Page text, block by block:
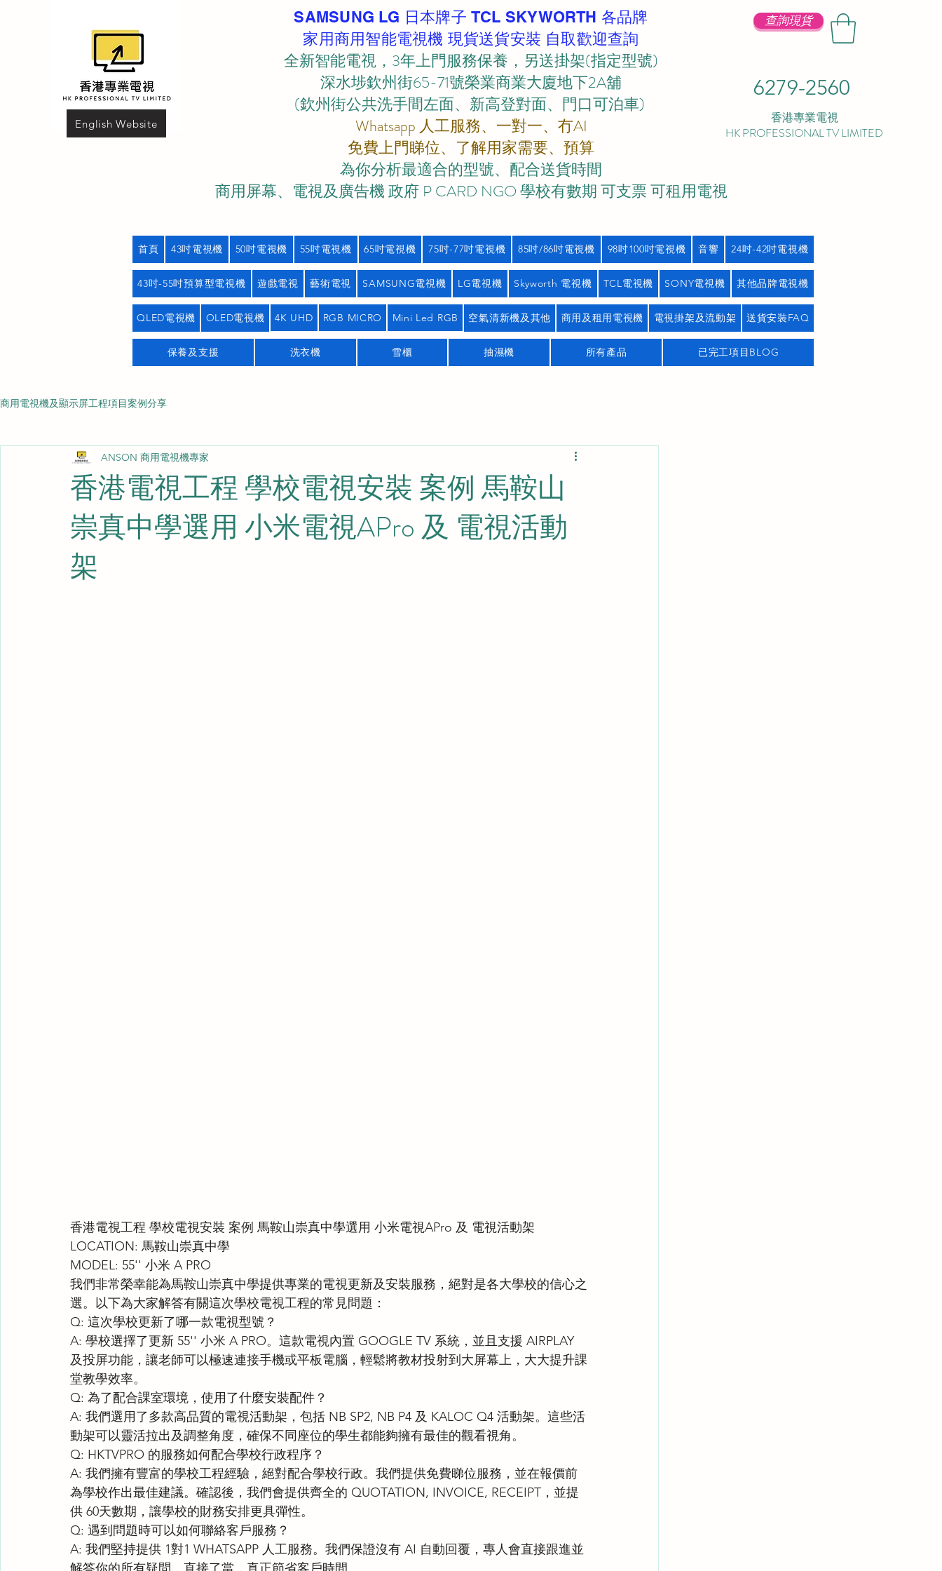
English Website
查詢現貨
6279-2560
香港專業電視
HK PROFESSIONAL TV LIMITED
SAMSUNG LG 日本牌子 TCL SKYWORTH 各品牌
家用商用智能電視機 現貨送貨安裝 自取歡迎查詢
全新智能電視，3年上門服務保養，另送掛架(指定型號)
深水埗欽州街65-71號榮業商業大廈地下2A舖
(欽州街公共洗手間左面、新高登對面、門口可泊車) ​
Whatsapp 人工服務、一對一、冇AI
免費上門睇位、了解用家需要、預算
為你分析最適合的型號、配合送貨時間
商用屏幕、電視及廣告機 政府 P CARD NGO 學校有數期 可支票 可租用電視
首頁 43吋電視機 50吋電視機 55吋電視機 65吋電視機 75吋-77吋電視機 85吋/86吋電視機 98吋100吋電視機 音響 24吋-42吋電視機
43吋-55吋預算型電視機 遊戲電視 藝術電視 SAMSUNG電視機 LG電視機 Skyworth 電視機 TCL電視機 SONY電視機 其他品牌電視機
QLED電視機 OLED電視機 4K UHD RGB MICRO Mini Led RGB 空氣清新機及其他 商用及租用電視機 電視掛架及流動架 送貨安裝FAQ
保養及支援 洗衣機 雪櫃 抽濕機 所有產品 已完工項目BLOG
商用電視機及顯示屏工程項目案例分享
香港電視工程 學校電視安裝 案例 馬鞍山
崇真中學選用 小米電視APro 及 電視活動
架
ANSON 商用電視機專家
香港電視工程 學校電視安裝 案例 馬鞍山崇真中學選用 小米電視APro 及 電視活動架
LOCATION: 馬鞍山崇真中學
MODEL: 55'' 小米 A PRO
我們非常榮幸能為馬鞍山崇真中學提供專業的電視更新及安裝服務，絕對是各大學校的信心之
選。以下為大家解答有關這次學校電視工程的常見問題：
Q: 這次學校更新了哪一款電視型號？
A: 學校選擇了更新 55'' 小米 A PRO。這款電視內置 GOOGLE TV 系統，並且支援 AIRPLAY
及投屏功能，讓老師可以極速連接手機或平板電腦，輕鬆將教材投射到大屏幕上，大大提升課
堂教學效率。
Q: 為了配合課室環境，使用了什麼安裝配件？
A: 我們選用了多款高品質的電視活動架，包括 NB SP2, NB P4 及 KALOC Q4 活動架。這些活
動架可以靈活拉出及調整角度，確保不同座位的學生都能夠擁有最佳的觀看視角。
Q: HKTVPRO 的服務如何配合學校行政程序？
A: 我們擁有豐富的學校工程經驗，絕對配合學校行政。我們提供免費睇位服務，並在報價前
為學校作出最佳建議。確認後，我們會提供齊全的 QUOTATION, INVOICE, RECEIPT，並提
供 60天數期，讓學校的財務安排更具彈性。
Q: 遇到問題時可以如何聯絡客戶服務？
A: 我們堅持提供 1對1 WHATSAPP 人工服務。我們保證沒有 AI 自動回覆，專人會直接跟進並
解答你的所有疑問，直接了當，真正節省客戶時間。